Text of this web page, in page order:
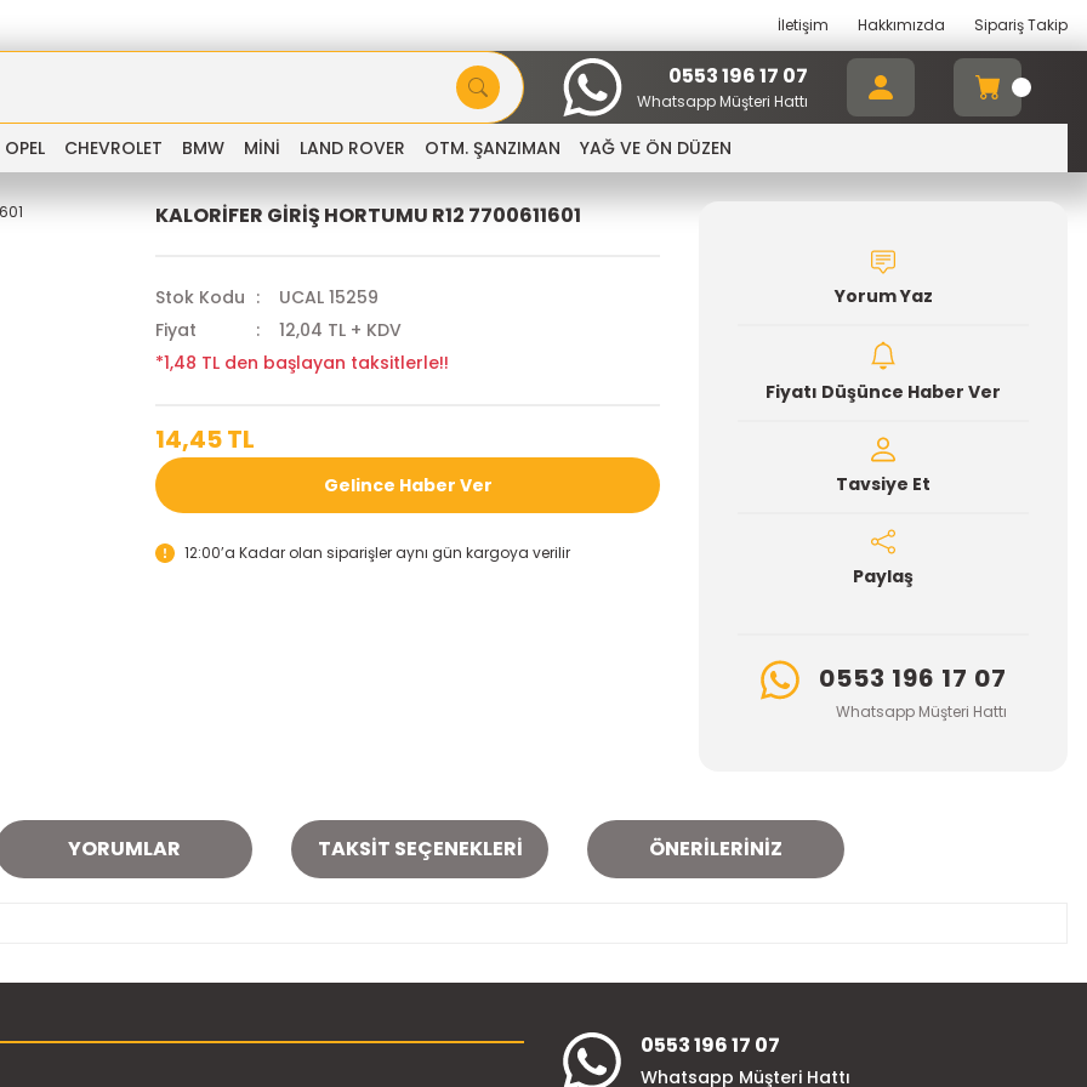
İletişim Hakkımızda Sipariş Takip
0553 196 17 07
Whatsapp Müşteri Hattı
OPEL CHEVROLET BMW MİNİ LAND ROVER OTM. ŞANZIMAN YAĞ VE ÖN DÜZEN
KALORİFER GİRİŞ HORTUMU R12 7700611601
Stok Kodu
UCAL 15259
Fiyat
12,04 TL + KDV
*1,48 TL den başlayan taksitlerle!!
14,45 TL
Gelince Haber Ver
12:00’a Kadar olan siparişler aynı gün kargoya verilir
Yorum Yaz
Fiyatı Düşünce Haber Ver
Tavsiye Et
Paylaş
0553 196 17 07
Whatsapp Müşteri Hattı
YORUMLAR TAKSIT SEÇENEKLERI ÖNERILERINIZ
Bu ürüne ilk yorumu siz yapın! 0553 196 17 07
Whatsapp Müşteri Hattı